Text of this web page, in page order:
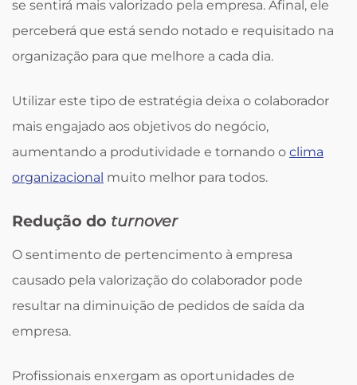
se sentirá mais valorizado pela empresa. Afinal, ele
perceberá que está sendo notado e requisitado na
organização para que melhore a cada dia.
Utilizar este tipo de estratégia deixa o colaborador
mais engajado aos objetivos do negócio,
aumentando a produtividade e tornando o clima
organizacional muito melhor para todos.
Redução do turnover
O sentimento de pertencimento à empresa
causado pela valorização do colaborador pode
resultar na diminuição de pedidos de saída da
empresa.
Profissionais enxergam as oportunidades de